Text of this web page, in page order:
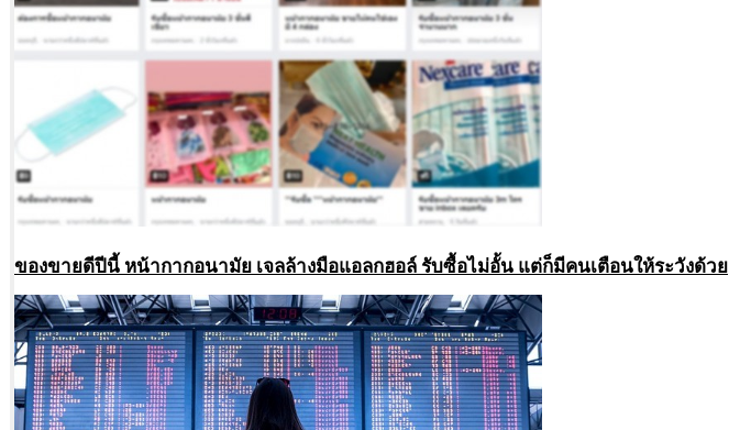
ของขายดีปีนี้ หน้ากากอนามัย เจลล้างมือแอลกฮอล์ รับซื้อไม่อั้น แต่ก็มีคนเตือนให้ระวังด้วย